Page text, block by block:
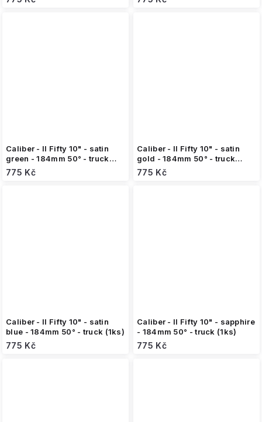
Caliber - II Fifty 10" - satin
green - 184mm 50° - truck
(1ks)
775 Kč
Caliber - II Fifty 10" - satin
gold - 184mm 50° - truck
(1ks)
775 Kč
Caliber - II Fifty 10" - satin
blue - 184mm 50° - truck (1ks)
775 Kč
Caliber - II Fifty 10" - sapphire
- 184mm 50° - truck (1ks)
775 Kč